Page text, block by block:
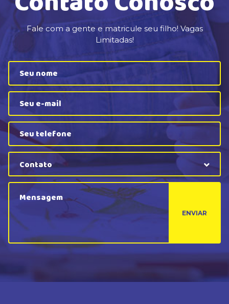
Fale com a gente e matricule seu filho! Vagas
Limitadas!
Contato
ENVIAR